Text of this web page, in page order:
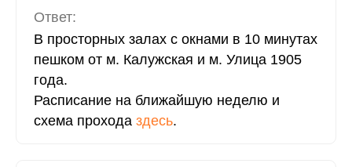
Ответ:
В просторных залах с окнами в 10 минутах
пешком от м. Калужская и м. Улица 1905
года.
Расписание на ближайшую неделю и
схема прохода здесь.